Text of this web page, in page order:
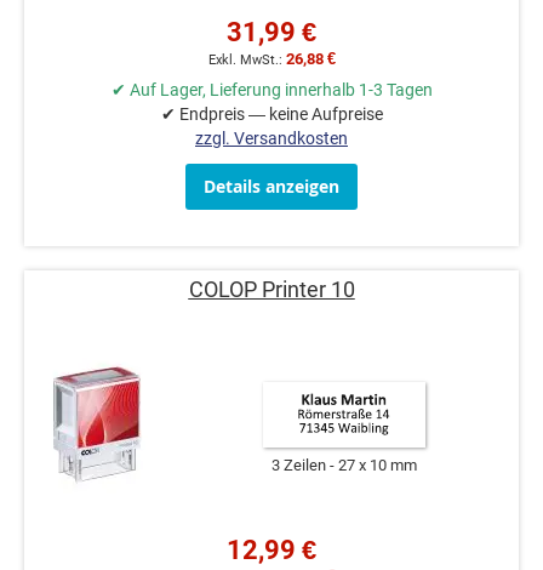
31,99 €
26,88 €
✔ Auf Lager, Lieferung innerhalb 1-3 Tagen
✔ Endpreis — keine Aufpreise
zzgl. Versandkosten
Details anzeigen
COLOP Printer 10
3 Zeilen 27 x 10 mm
12,99 €